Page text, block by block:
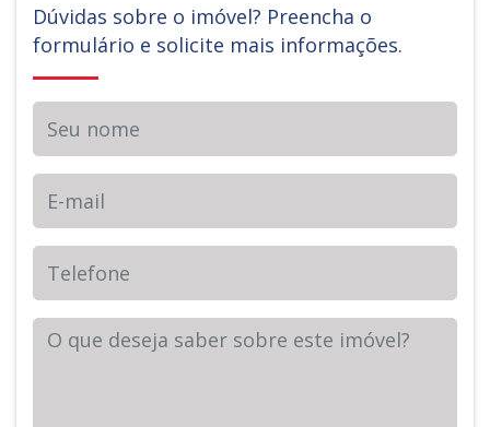
Dúvidas sobre o imóvel? Preencha o
formulário e solicite mais informações.
Telefone
Sua Mensagem